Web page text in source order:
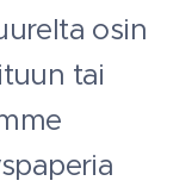
osin
tai